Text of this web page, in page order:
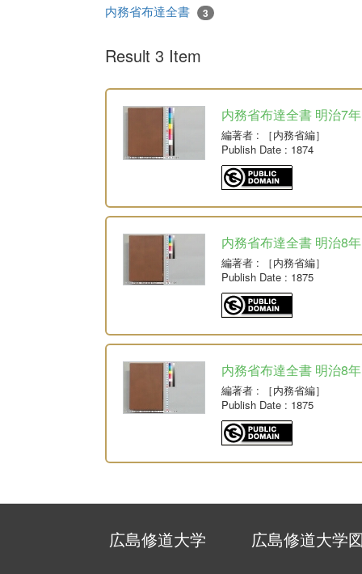
内務省布達全書 3
Result 3 Item
内務省布達全書 明治7年
編著者 : ［内務省編］
Publish Date : 1874
内務省布達全書 明治8年
編著者 : ［内務省編］
Publish Date : 1875
内務省布達全書 明治8年
編著者 : ［内務省編］
Publish Date : 1875
広島修道大学 広島修道大学